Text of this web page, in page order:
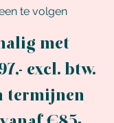
te volgen
met
excl. btw.
termijnen